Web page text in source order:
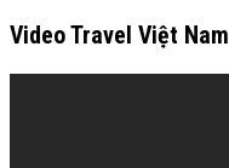
Video Travel Việt Nam